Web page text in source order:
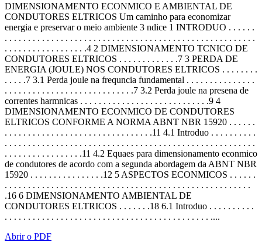
DIMENSIONAMENTO ECONMICO E AMBIENTAL DE
CONDUTORES ELTRICOS Um caminho para economizar
energia e preservar o meio ambiente 3 ndice 1 INTRODUO . . . . . .
. . . . . . . . . . . . . . . . . . . . . . . . . . . . . . . . . . . . . . . . . . . . . . . . . . . . . .
. . . . . . . . . . . . . . . . . .4 2 DIMENSIONAMENTO TCNICO DE
CONDUTORES ELTRICOS . . . . . . . . . . . . .7 3 PERDA DE
ENERGIA (JOULE) NOS CONDUTORES ELTRICOS . . . . . . . .
. . . . .7 3.1 Perda joule na frequncia fundamental . . . . . . . . . . . . . . .
. . . . . . . . . . . . . . . . . . . . . . . . . . . .7 3.2 Perda joule na presena de
correntes harmnicas . . . . . . . . . . . . . . . . . . . . . . . . . . . .9 4
DIMENSIONAMENTO ECONMICO DE CONDUTORES
ELTRICOS CONFORME A NORMA ABNT NBR 15920 . . . . . .
. . . . . . . . . . . . . . . . . . . . . . . . . . . . . . . .11 4.1 Introduo . . . . . . . . . .
. . . . . . . . . . . . . . . . . . . . . . . . . . . . . . . . . . . . . . . . . . . . . . . . . . . . . .
. . . . . . . . . . . . . . . . .11 4.2 Equaes para dimensionamento econmico
de condutores de acordo com a segunda abordagem da ABNT NBR
15920 . . . . . . . . . . . . . . . .12 5 ASPECTOS ECONMICOS . . . . . .
. . . . . . . . . . . . . . . . . . . . . . . . . . . . . . . . . . . . . . . . . . . . . . . . . . . . .
.16 6 DIMENSIONAMENTO AMBIENTAL DE
CONDUTORES ELTRICOS . . . . . . .18 6.1 Introduo . . . . . . . . . .
. . . . . . . . . . . . . . . . . . . . . . . . . . . . . . . . . . . . . . . . . . . . ....
Abrir o PDF